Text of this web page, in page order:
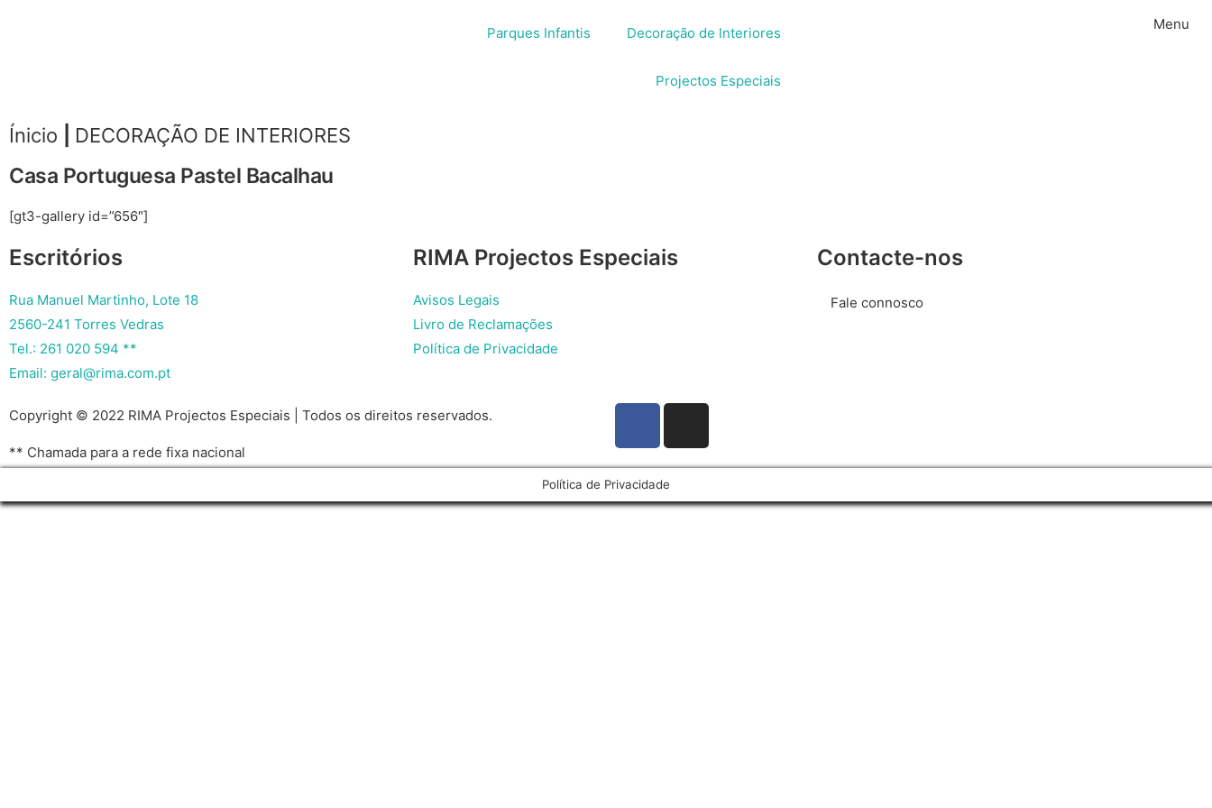
Parques Infantis Decoração de Interiores
Projectos Especiais
Menu
Ínicio DECORAÇÃO DE INTERIORES
Casa Portuguesa Pastel Bacalhau
[gt3-gallery id=”656″]
Escritórios
Rua Manuel Martinho, Lote 18
2560-241 Torres Vedras
Tel.: 261 020 594 **
Email: geral@rima.com.pt
RIMA Projectos Especiais
Avisos Legais
Livro de Reclamações
Política de Privacidade
Contacte-nos
Fale connosco
Copyright © 2022 RIMA Projectos Especiais | Todos os direitos reservados.
** Chamada para a rede fixa nacional
Política de Privacidade